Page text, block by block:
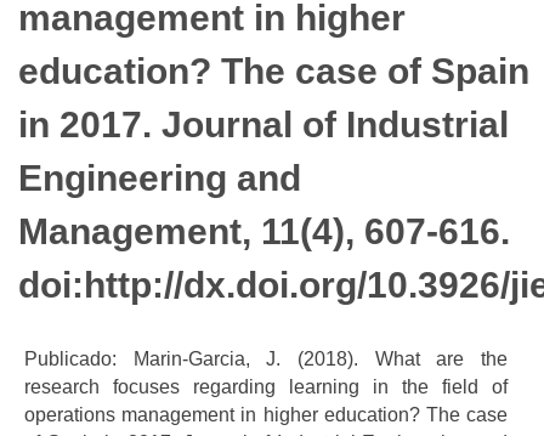
management in higher
education? The case of Spain
in 2017. Journal of Industrial
Engineering and
Management, 11(4), 607-616.
doi:http://dx.doi.org/10.3926/
Publicado: Marin-Garcia, J. (2018). What are the
research focuses regarding learning in the field of
operations management in higher education? The case